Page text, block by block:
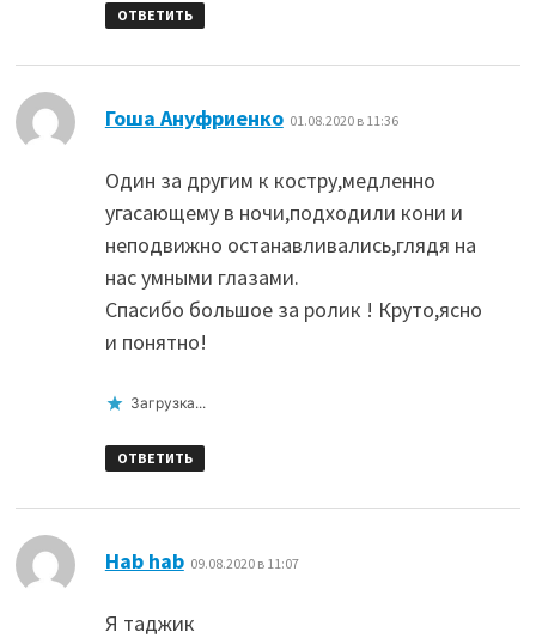
ОТВЕТИТЬ
Гоша Ануфриенко: 01.08.2020 в 11:36
Один за другим к костру,медленно
угасающему в ночи,подходили кони и
неподвижно останавливались,глядя на
нас умными глазами.
Спасибо большое за ролик ! Круто,ясно
и понятно!
Загрузка...
ОТВЕТИТЬ
Hab hab: 09.08.2020 в 11:07
Я таджик